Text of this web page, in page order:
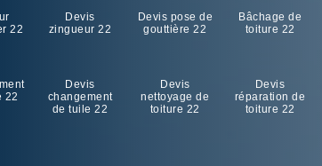
22
Devis
zingueur 22
Devis pose de
gouttière 22
Bâchage de
toiture 22
22
Devis
changement
de tuile 22
Devis
nettoyage de
toiture 22
Devis
réparation de
toiture 22